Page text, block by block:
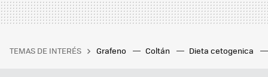
TEMAS DE INTERÉS Grafeno Coltán Dieta cetogenica